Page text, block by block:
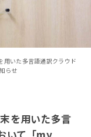
用いた多言語通訳クラウド
らせ
を用いた多言